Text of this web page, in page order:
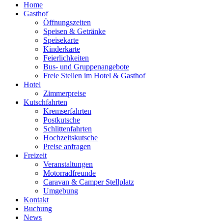
Home
Gasthof
Öffnungszeiten
Speisen & Getränke
Speisekarte
Kinderkarte
Feierlichkeiten
Bus- und Gruppenangebote
Freie Stellen im Hotel & Gasthof
Hotel
Zimmerpreise
Kutschfahrten
Kremserfahrten
Postkutsche
Schlittenfahrten
Hochzeitskutsche
Preise anfragen
Freizeit
Veranstaltungen
Motorradfreunde
Caravan & Camper Stellplatz
Umgebung
Kontakt
Buchung
News